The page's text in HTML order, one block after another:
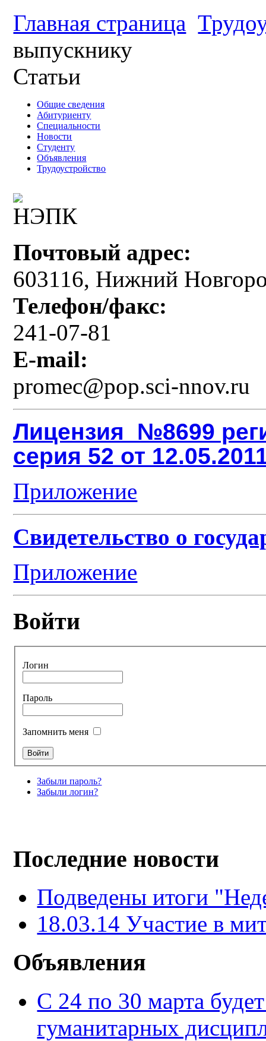
Главная страница
выпускнику
Статьи
Общие сведения
Абитуриенту
Специальности
Новости
Студенту
Объявления
Трудоустройство
Почтовый адрес:
603116, Нижний
Телефон/факс:
241-07-81
Е-mail:
promec@pop.sci-nnov.ru
Лицензия №8699
серия 52 от
Приложение
Свидетельство о
Приложение
Войти
Логин
Пароль
Запомнить меня
Забыли пароль?
Забыли логин?
Последние новости
Подведены итоги
18.03.14 Участие в
Объявления
С 24 по 30 марта
гуманитарных